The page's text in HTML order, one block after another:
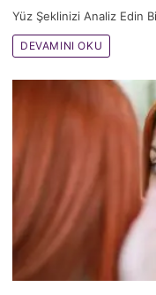
Yüz Şeklinizi Analiz Edin
DEVAMINI OKU